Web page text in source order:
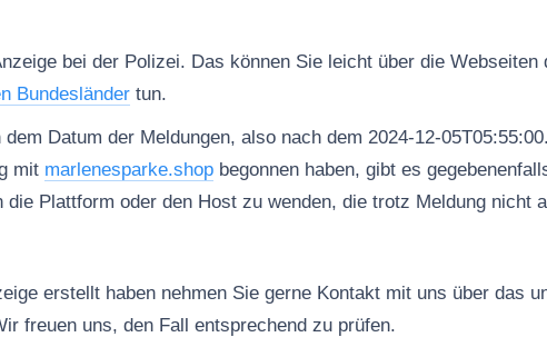
bei der Polizei. Das können Sie leicht über die Webseiten
Bundesländer tun.
Datum der Meldungen, also nach dem 2024-12-
mit marlenesparke.shop begonnen haben, gibt es
Plattform oder den Host zu wenden, die trotz Meldung nicht
erstellt haben nehmen Sie gerne Kontakt mit uns über das
freuen uns, den Fall entsprechend zu prüfen.